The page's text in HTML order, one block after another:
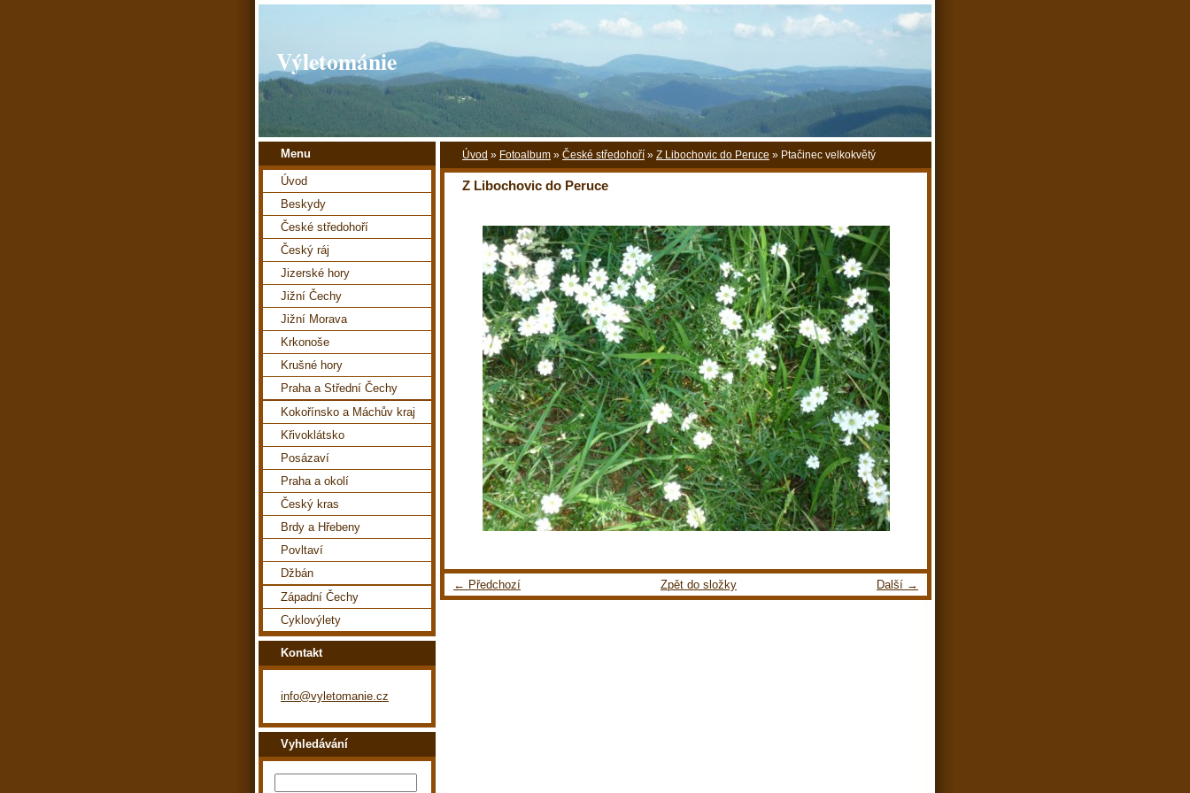
Výletománie
Úvod » Fotoalbum » České středohoří » Z Libochovic do Peruce » Ptačinec velkokvětý
Z Libochovic do Peruce
← Předchozí Další →
Zpět do složky
Menu
Úvod
Beskydy
České středohoří
Český ráj
Jizerské hory
Jižní Čechy
Jižní Morava
Krkonoše
Krušné hory
Praha a Střední Čechy
Kokořínsko a Máchův kraj
Křivoklátsko
Posázaví
Praha a okolí
Český kras
Brdy a Hřebeny
Povltaví
Džbán
Západní Čechy
Cyklovýlety
Kontakt
info@vyletomanie.cz
Vyhledávání